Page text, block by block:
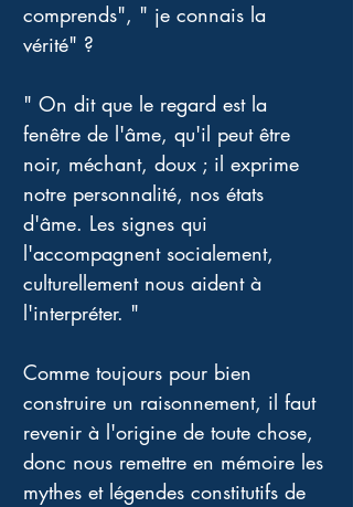
comprends", " je connais la
vérité" ?
" On dit que le regard est la
fenêtre de l'âme, qu'il peut être
noir, méchant, doux ; il exprime
notre personnalité, nos états
d'âme. Les signes qui
l'accompagnent socialement,
culturellement nous aident à
l'interpréter. "
Comme toujours pour bien
construire un raisonnement, il faut
revenir à l'origine de toute chose,
donc nous remettre en mémoire les
mythes et légendes constitutifs de